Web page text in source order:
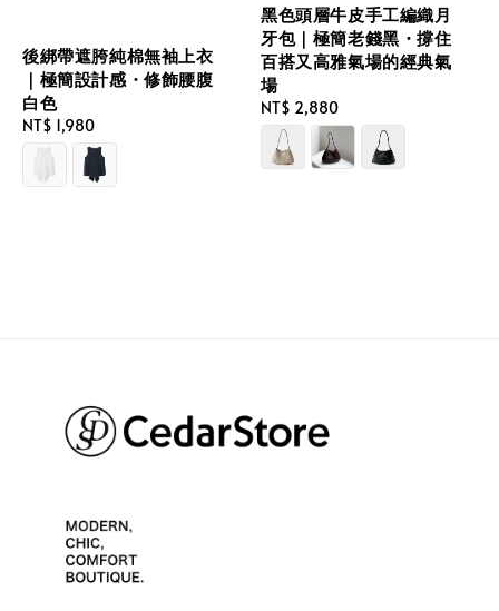
後綁帶遮胯純棉無袖上衣
｜極簡設計感・修飾腰腹
白色
Regular
price
NT$ 1,980
黑色頭層牛皮手工編織月
牙包｜極簡老錢黑・撐住
百搭又高雅氣場的經典氣
場
Regular
price
NT$ 2,880